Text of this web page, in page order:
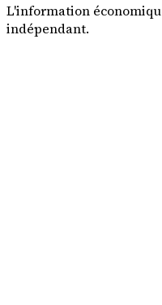
L'information
indépendant.